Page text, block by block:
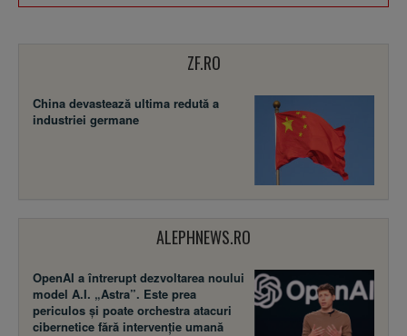
ZF.RO
China devastează ultima redută a
industriei germane
ALEPHNEWS.RO
OpenAI a întrerupt dezvoltarea noului
model A.I. „Astra”. Este prea
periculos și poate orchestra atacuri
cibernetice fără intervenție umană